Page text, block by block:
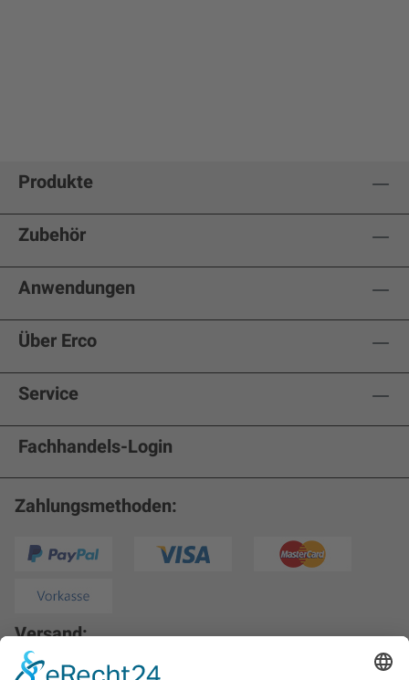
Produkte
Zubehör
Anwendungen
Über Erco
Service
Fachhandels-Login
Zahlungsmethoden:
Versand: